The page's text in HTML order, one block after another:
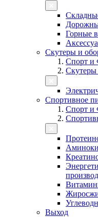
Горные
Скутеры и
Спорт и
Скутеры
Спортивное
Спорт и
Выход